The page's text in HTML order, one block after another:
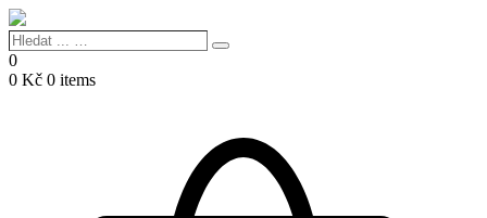
Hledat
...
…
Search
0
0 Kč 0 items